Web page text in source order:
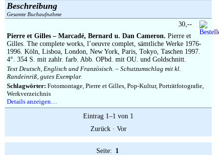
Über uns
Kontakt
Ankauf
Links
Impressum
Beschreibung
Gesamte Buchaufnahme
Pierre et Gilles – Marcadé, Bernard u. Dan Cameron. Pierre et
Gilles. The complete works, l’oeuvre complet, sämtliche Werke 1976-
1996. Köln, Lisboa, London, New York, Paris, Tokyo, Taschen 1997.
4°. 354 S. mit zahlr. farb. Abb. OPbd. mit OU. und Goldschnitt.
Text Deutsch, Englisch und Französisch. – Schutzumschlag mit kl.
Randeinriß, gutes Exemplar.
Schlagwörter: Fotomontage, Pierre et Gilles, Pop-Kultur, Porträtfotografie,
Werkverzeichnis
Details anzeigen…
30,--
Eintrag 1–1 von 1
Zurück· Vor
Seite: 1